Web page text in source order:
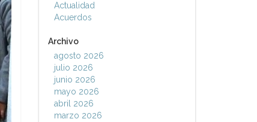
Actualidad
Acuerdos
Archivo
agosto 2026
julio 2026
junio 2026
mayo 2026
abril 2026
marzo 2026